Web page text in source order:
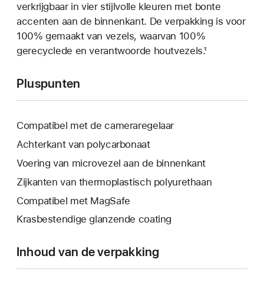
verkrijgbaar in vier stijlvolle kleuren met bonte
accenten aan de binnenkant. De verpakking is voor
100% gemaakt van vezels, waarvan 100%
gerecyclede en verantwoorde hout­vezels.¹
Pluspunten
Compatibel met de camera­regelaar
Achterkant van polycarbonaat
Voering van microvezel aan de binnenkant
Zijkanten van thermoplastisch polyurethaan
Compatibel met MagSafe
Krasbestendige glanzende coating
Inhoud van de verpakking